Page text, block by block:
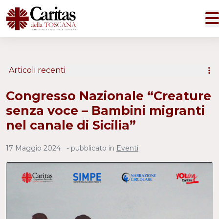
Congresso Nazionale “Creature
senza voce – Bambini migranti
nel canale di Sicilia”
17 Maggio 2024 - pubblicato in Eventi
Articoli recenti